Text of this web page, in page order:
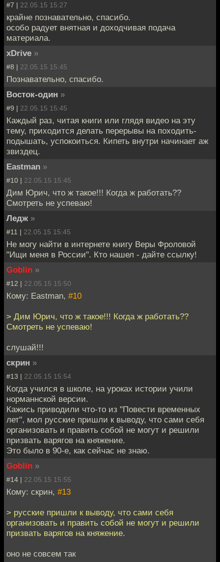
#7 | 22.05.15 15:27
крайне познавательно, спасибо.
особо радует внятная и доходчивая подача
материала.
xDrive »
#8 | 22.05.15 15:45
Познавательно, спасибо.
Восток-один »
#9 | 22.05.15 15:45
Каждый раз, читая книги или глядя видео на эту
тему, приходится делать перерывы на походить-
подышать, успокоиться. Кипеть внутри начинает аж
звиздец.
Eastman »
#10 | 22.05.15 15:45
Дим Юрич, что ж такое!!! Когда ж работать??
Смотреть не успеваю!
Ледж »
#11 | 22.05.15 15:45
Не могу найти в интернете книгу Веры Фроловой
"Ищи меня в России". Кто нашел - дайте ссылку!
Goblin »
#12 | 22.05.15 15:50
Кому: Eastman, #10
> Дим Юрич, что ж такое!!! Когда ж работать??
Смотреть не успеваю!
слушай!!!
скрин »
#13 | 22.05.15 15:54
Когда учился в школе, на уроках истории учили
норманнской версии.
Кажись приводили что-то из "Повести временных
лет", мол русские пришли к выводу, что сами себя
организовать и править собой не могут и решили
призвать варягов на княжение.
Это было в 90-е, как сейчас не знаю.
Goblin »
#14 | 22.05.15 15:55
Кому: скрин, #13
> русские пришли к выводу, что сами себя
организовать и править собой не могут и решили
призвать варягов на княжение.
оно не совсем так